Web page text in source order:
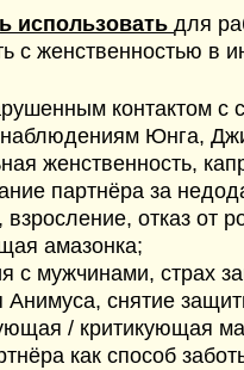
контактом
Юнга,
женственность,
партнёра за
отказ от
амазонка;
с мужчинами, страх
Анимуса, снятие
/ критикующая
как способ
использовать для
с женственностью в